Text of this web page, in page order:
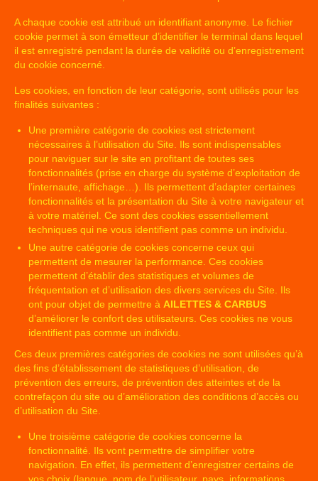
A chaque cookie est attribué un identifiant anonyme. Le fichier
cookie permet à son émetteur d’identifier le terminal dans lequel
il est enregistré pendant la durée de validité ou d’enregistrement
du cookie concerné.
Les cookies, en fonction de leur catégorie, sont utilisés pour les
finalités suivantes :
Une première catégorie de cookies est strictement
nécessaires à l’utilisation du Site. Ils sont indispensables
pour naviguer sur le site en profitant de toutes ses
fonctionnalités (prise en charge du système d’exploitation de
l’internaute, affichage…). Ils permettent d’adapter certaines
fonctionnalités et la présentation du Site à votre navigateur et
à votre matériel. Ce sont des cookies essentiellement
techniques qui ne vous identifient pas comme un individu.
Une autre catégorie de cookies concerne ceux qui
permettent de mesurer la performance. Ces cookies
permettent d’établir des statistiques et volumes de
fréquentation et d’utilisation des divers services du Site. Ils
ont pour objet de permettre à AILETTES & CARBUS
d’améliorer le confort des utilisateurs. Ces cookies ne vous
identifient pas comme un individu.
Ces deux premières catégories de cookies ne sont utilisées qu’à
des fins d’établissement de statistiques d’utilisation, de
prévention des erreurs, de prévention des atteintes et de la
contrefaçon du site ou d’amélioration des conditions d’accès ou
d’utilisation du Site.
Une troisième catégorie de cookies concerne la
fonctionnalité. Ils vont permettre de simplifier votre
navigation. En effet, ils permettent d’enregistrer certains de